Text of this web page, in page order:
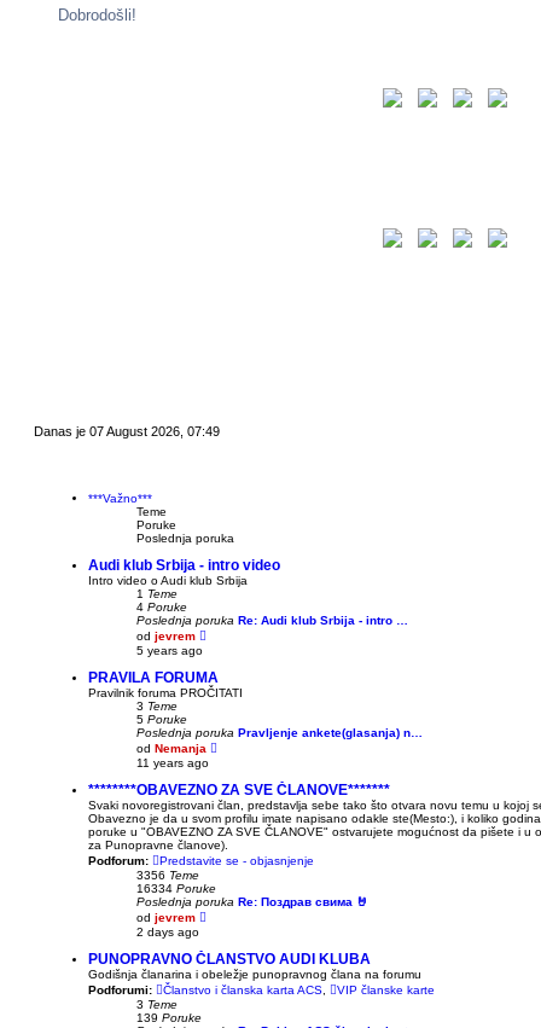
Dobrodošli!
Danas je 07 August 2026, 07:49
***Važno***
Teme
Poruke
Poslednja poruka
Audi klub Srbija - intro video
Intro video o Audi klub Srbija
1 Teme
4 Poruke
Poslednja poruka Re: Audi klub Srbija - intro …
od jevrem
g
l
e
o
s
l
d
n
j
e
p
o
u
k
5 years ago
PRAVILA FORUMA
Pravilnik foruma PROČITATI
3 Teme
5 Poruke
Poslednja poruka Pravljenje ankete(glasanja) n…
od Nemanja
g
e
d
p
o
s
d
p
o
r
u
11 years ago
********OBAVEZNO ZA SVE ČLANOVE*******
Svaki novoregistrovani član, predstavlja sebe tako što otvara novu temu u kojoj
Obavezno je da u svom profilu imate napisano odakle ste(Mesto:), i koliko
poruke u "OBAVEZNO ZA SVE ČLANOVE" ostvarujete mogućnost da pišete i u
za Punopravne članove).
Podforum:
Predstavite se - objasnjenje
3356 Teme
16334 Poruke
Poslednja poruka Re: Поздрав свима 🤘
od jevrem
g
l
e
d
2 days ago
PUNOPRAVNO ČLANSTVO AUDI KLUBA
Godišnja članarina i obeležje punopravnog člana na forumu
Podforumi:
Članstvo i članska karta ACS
VIP članske karte
3 Teme
139 Poruke